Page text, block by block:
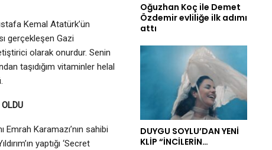
Kemal Atatürk’ün
gerçekleşen Gazi
olarak onurdur. Senin
taşıdığım vitaminler helal
OLDU
Emrah Karamazı’nın sahibi
yaptığı ‘Secret
Oğuzhan Koç ile Demet
Özdemir evliliğe ilk adımı
attı
DUYGU SOYLU’DAN YENİ
KLİP “İNCİLERİN…